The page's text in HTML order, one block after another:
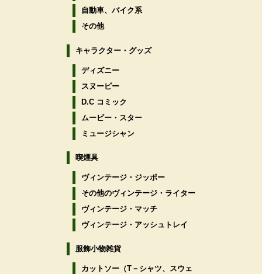
自動車、バイク系
その他
キャラクター・グッズ
ディズニー
スヌーピー
D.C コミック
ムービー・スター
ミュージシャン
喫煙具
ヴィンテージ・ジッポー
その他のヴィンテージ・ライター
ヴィンテージ・マッチ
ヴィンテージ・アッシュトレイ
服飾小物雑貨
カットソー（T－シャツ、スウェ